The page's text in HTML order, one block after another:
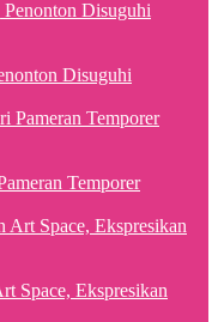
Disuguhi
Temporer
Space, Ekspresikan